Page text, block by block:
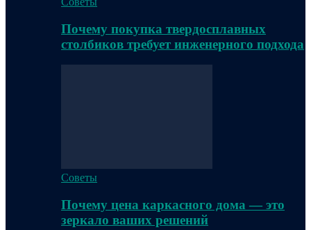
Почему покупка твердосплавных
столбиков требует инженерного подхода
Советы
Почему цена каркасного дома — это
зеркало ваших решений